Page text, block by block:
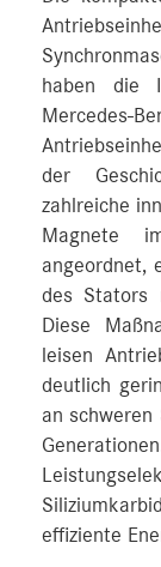
haben die
Mercedes-
der
zahlreiche
Magnete
angeordnet,
des Stators
Diese
leisen
deutlich
an schweren
effiziente